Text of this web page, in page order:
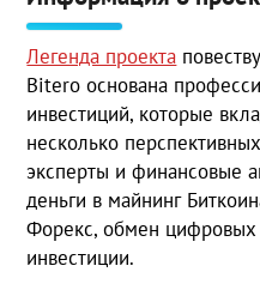
Легенда проекта
Bitero основана
инвестиций, которые
несколько
эксперты и финансовые
деньги в майнинг
Форекс, обмен цифровых
инвестиции.